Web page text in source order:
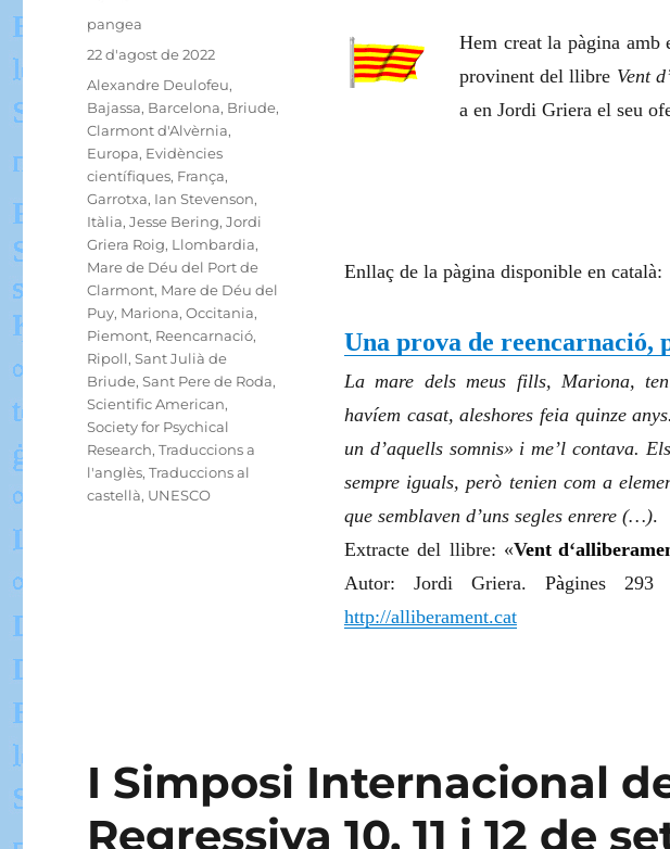
Hem creat la pàgina amb
provinent del llibre Vent
a en Jordi Griera el seu
Enllaç de la pàgina disponible en català:
Una prova de
La mare dels meus fills, Mariona,
havíem casat, aleshores feia quinze
un d’aquells somnis» i me’l contava.
sempre iguals, però tenien com a
que semblaven d’uns segles enrere (…).
Extracte del llibre: «Vent d‘
Autor: Jordi Griera. Pàgines
http://alliberament.cat
Autor
pangea
Publicat
el
22 d'agost de 2022
Categories
Alexandre Deulofeu,
Bajassa, Barcelona, Briude,
Clarmont d'Alvèrnia,
Europa, Evidències
científiques, França,
Garrotxa, Ian Stevenson,
Itàlia,Jesse Bering,Jordi
Griera Roig, Llombardia,
Mare de Déu del Port de
Clarmont, Mare de Déu del
Puy, Mariona,Occitania,
Piemont, Reencarnació,
Ripoll,Sant Julià de
Briude,Sant Pere de Roda,
Scientific American,
Society for Psychical
Research,Traduccions a
l'anglès,Traduccions al
castellà, UNESCO
I Simposi Internacional
Regressiva 10, 11 i 12 de